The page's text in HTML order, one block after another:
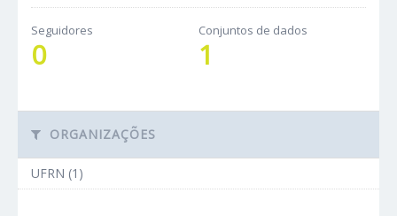
Seguidores
0
Conjuntos de dados
1
ORGANIZAÇÕES
UFRN (1)